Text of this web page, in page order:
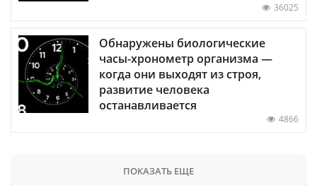
36025
Обнаружены биологические
часы-хронометр организма —
когда они выходят из строя,
развитие человека
останавливается
4866
ПОКАЗАТЬ ЕЩЕ